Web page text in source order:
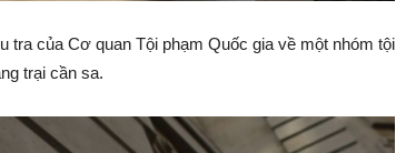
của Cơ quan Tội phạm Quốc gia về một nhóm tội
trại cần sa.